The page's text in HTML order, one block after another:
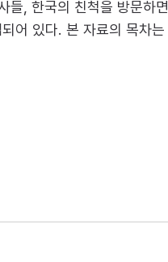
들, 한국의 친척을 방문
어 있다. 본 자료의 목차